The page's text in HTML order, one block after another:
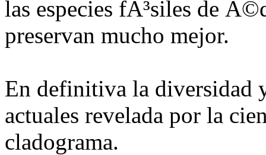
las especies fÃ³siles de
preservan mucho mejor.
En definitiva la diversidad
actuales revelada por la
cladograma.